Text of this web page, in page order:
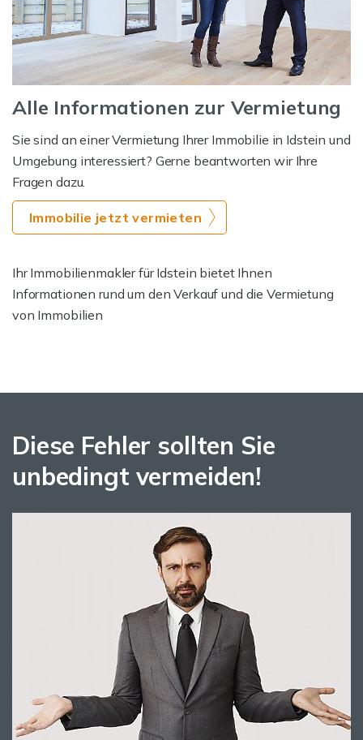
Alle Informationen zur Vermietung
Sie sind an einer Vermietung Ihrer Immobilie in Idstein und
Umgebung interessiert? Gerne beantworten wir Ihre
Fragen dazu.
Immobilie jetzt vermieten
Ihr Immobilienmakler für Idstein bietet Ihnen
Informationen rund um den Verkauf und die Vermietung
von Immobilien
Diese Fehler sollten Sie
unbedingt vermeiden!